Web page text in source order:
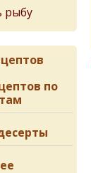
рыбу
по